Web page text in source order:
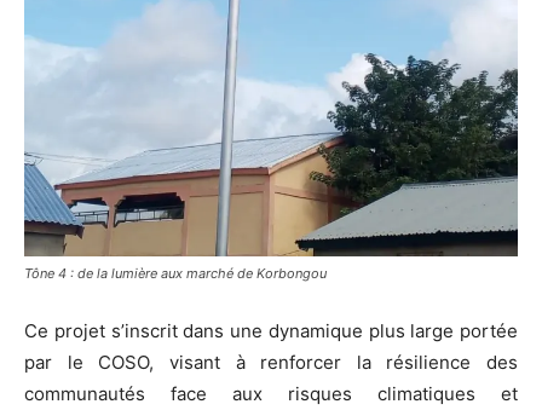
Tône 4 : de la lumière aux marché de Korbongou
Ce projet s’inscrit dans une dynamique plus large portée
par le COSO, visant à renforcer la résilience des
communautés face aux risques climatiques et